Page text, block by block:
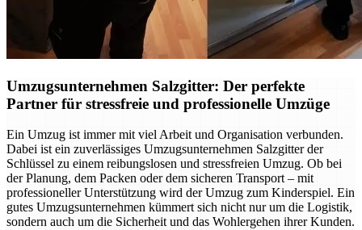
Umzugsunternehmen Salzgitter: Der perfekte
Partner für stressfreie und professionelle Umzüge
Ein Umzug ist immer mit viel Arbeit und Organisation verbunden.
Dabei ist ein zuverlässiges Umzugsunternehmen Salzgitter der
Schlüssel zu einem reibungslosen und stressfreien Umzug. Ob bei
der Planung, dem Packen oder dem sicheren Transport – mit
professioneller Unterstützung wird der Umzug zum Kinderspiel. Ein
gutes Umzugsunternehmen kümmert sich nicht nur um die Logistik,
sondern auch um die Sicherheit und das Wohlergehen ihrer Kunden.